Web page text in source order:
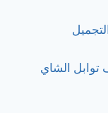
توابل الشاي